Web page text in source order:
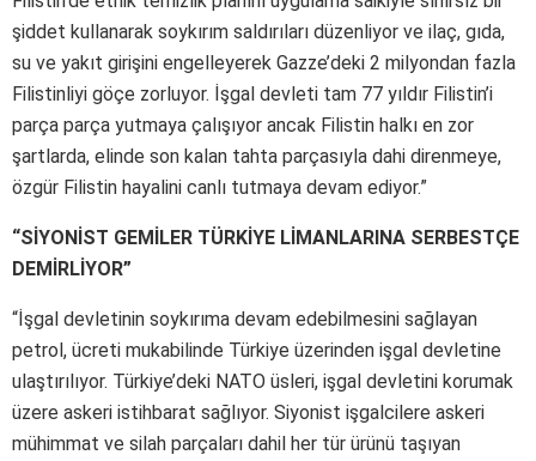
şiddet kullanarak soykırım saldırıları düzenliyor ve ilaç, gıda,
su ve yakıt girişini engelleyerek Gazze’deki 2 milyondan fazla
Filistinliyi göçe zorluyor. İşgal devleti tam 77 yıldır Filistin’i
parça parça yutmaya çalışıyor ancak Filistin halkı en zor
şartlarda, elinde son kalan tahta parçasıyla dahi direnmeye,
özgür Filistin hayalini canlı tutmaya devam ediyor.”
“SİYONİST GEMİLER TÜRKİYE LİMANLARINA SERBESTÇE
DEMİRLİYOR”
“İşgal devletinin soykırıma devam edebilmesini sağlayan
petrol, ücreti mukabilinde Türkiye üzerinden işgal devletine
ulaştırılıyor. Türkiye’deki NATO üsleri, işgal devletini korumak
üzere askeri istihbarat sağlıyor. Siyonist işgalcilere askeri
mühimmat ve silah parçaları dahil her tür ürünü taşıyan